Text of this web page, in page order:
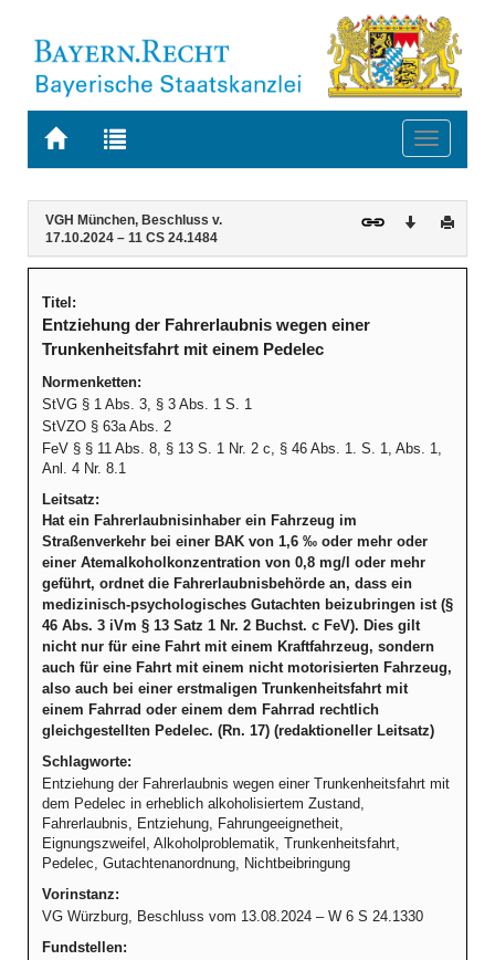
Zur
BAYERN.RECHT
Zur
letzten
Suche
Toggle
Navigation
Inhalt
VGH München, Beschluss v.
17.10.2024 – 11 CS 24.1484
Download
Titel:
Entziehung der Fahrerlaubnis wegen einer
Trunkenheitsfahrt mit einem Pedelec
Normenketten:
StVG § 1 Abs. 3, § 3 Abs. 1 S. 1
StVZO § 63a Abs. 2
FeV § § 11 Abs. 8, § 13 S. 1 Nr. 2 c, § 46 Abs. 1. S. 1, Abs. 1,
Anl. 4 Nr. 8.1
Leitsatz:
Hat ein Fahrerlaubnisinhaber ein Fahrzeug im
Straßenverkehr bei einer BAK von 1,6 ‰ oder mehr oder
einer Atemalkoholkonzentration von 0,8 mg/l oder mehr
geführt, ordnet die Fahrerlaubnisbehörde an, dass ein
medizinisch-psychologisches Gutachten beizubringen ist (§
46 Abs. 3 iVm § 13 Satz 1 Nr. 2 Buchst. c FeV). Dies gilt
nicht nur für eine Fahrt mit einem Kraftfahrzeug, sondern
auch für eine Fahrt mit einem nicht motorisierten Fahrzeug,
also auch bei einer erstmaligen Trunkenheitsfahrt mit
einem Fahrrad oder einem dem Fahrrad rechtlich
gleichgestellten Pedelec. (Rn. 17) (redaktioneller Leitsatz)
Schlagworte:
Entziehung der Fahrerlaubnis wegen einer Trunkenheitsfahrt mit
dem Pedelec in erheblich alkoholisiertem Zustand,
Fahrerlaubnis, Entziehung, Fahrungeeignetheit,
Eignungszweifel, Alkoholproblematik, Trunkenheitsfahrt,
Pedelec, Gutachtenanordnung, Nichtbeibringung
Vorinstanz:
VG Würzburg, Beschluss vom 13.08.2024 – W 6 S 24.1330
Fundstellen: